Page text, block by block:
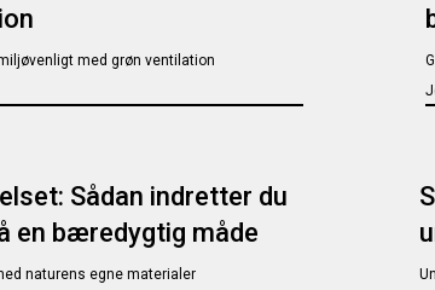
med grøn ventilation
Sådan indretter du
en bæredygtig måde
naturens egne materialer